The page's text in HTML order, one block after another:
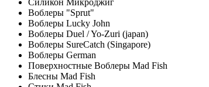
Силикон Микроджиг
Воблеры "Sprut"
Воблеры Lucky John
Воблеры Duel / Yo-Zuri (japan)
Воблеры SureCatch (Singapore)
Воблеры German
Поверхностные Воблеры Mad Fish
Блесны Mad Fish